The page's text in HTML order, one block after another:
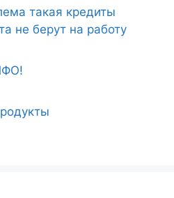
такая кредиты
не берут на работу